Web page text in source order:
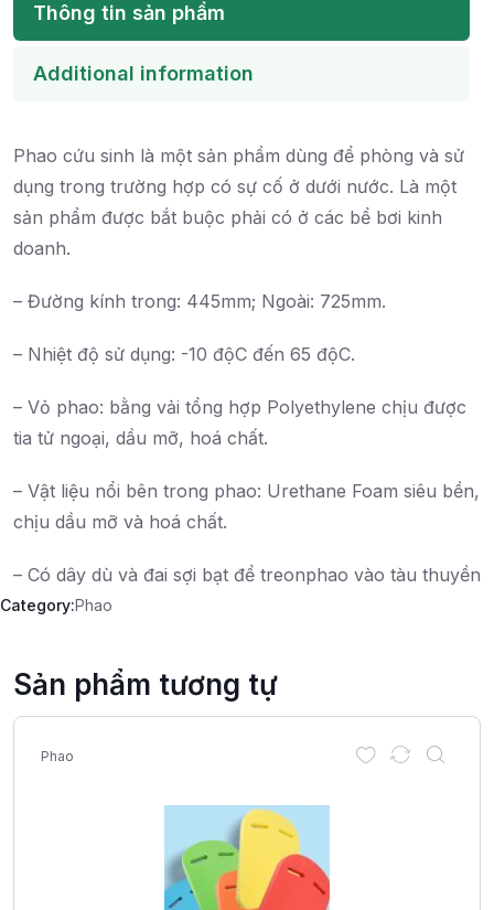
Thông tin sản phẩm
Additional information
Phao cứu sinh là một sản phẩm dùng để phòng và sử
dụng trong trường hợp có sự cố ở dưới nước. Là một
sản phẩm được bắt buộc phải có ở các bể bơi kinh
doanh.
– Đường kính trong: 445mm; Ngoài: 725mm.
– Nhiệt độ sử dụng: -10 độC đến 65 độC.
– Vỏ phao: bằng vải tổng hợp Polyethylene chịu được
tia tử ngoại, dầu mỡ, hoá chất.
– Vật liệu nổi bên trong phao: Urethane Foam siêu bền,
chịu dầu mỡ và hoá chất.
– Có dây dù và đai sợi bạt để treonphao vào tàu thuyền
Category:Phao
Sản phẩm tương tự
Phao